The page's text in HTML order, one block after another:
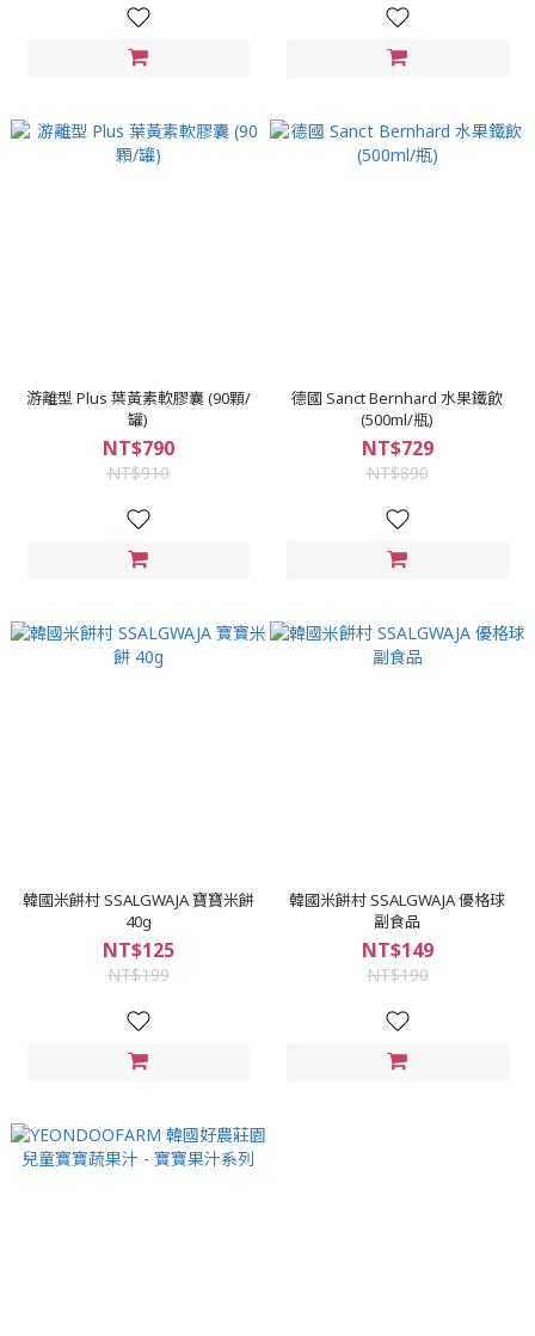
游離型 Plus 葉黃素軟膠囊 (90顆/
罐)
NT$790
NT$910
德國 Sanct Bernhard 水果鐵飲
(500ml/瓶)
NT$729
NT$890
韓國米餅村 SSALGWAJA 寶寶米餅
40g
NT$125
NT$199
韓國米餅村 SSALGWAJA 優格球
副食品
NT$149
NT$190